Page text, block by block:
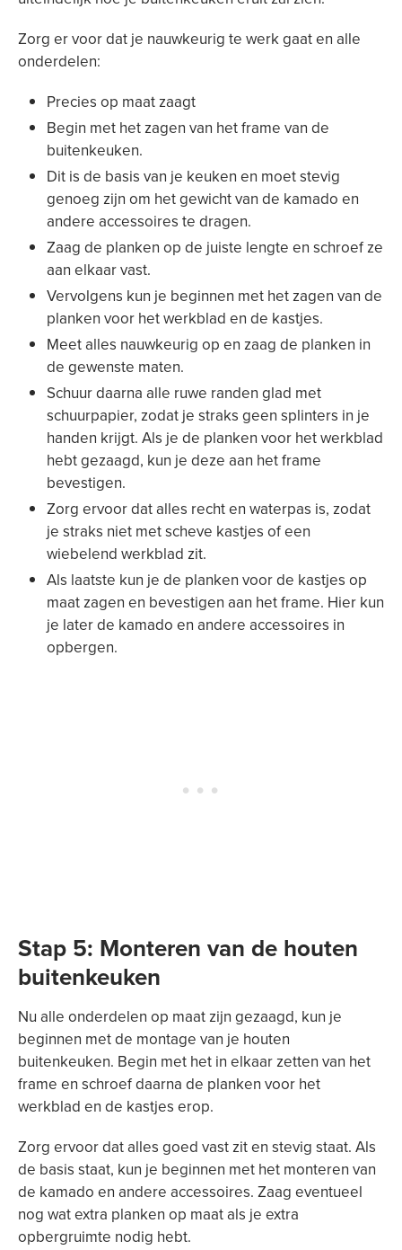
Zorg er voor dat je nauwkeurig te werk gaat en alle
onderdelen:
Precies op maat zaagt
Begin met het zagen van het frame van de
buitenkeuken.
Dit is de basis van je keuken en moet stevig
genoeg zijn om het gewicht van de kamado en
andere accessoires te dragen.
Zaag de planken op de juiste lengte en schroef ze
aan elkaar vast.
Vervolgens kun je beginnen met het zagen van de
planken voor het werkblad en de kastjes.
Meet alles nauwkeurig op en zaag de planken in
de gewenste maten.
Schuur daarna alle ruwe randen glad met
schuurpapier, zodat je straks geen splinters in je
handen krijgt. Als je de planken voor het werkblad
hebt gezaagd, kun je deze aan het frame
bevestigen.
Zorg ervoor dat alles recht en waterpas is, zodat
je straks niet met scheve kastjes of een
wiebelend werkblad zit.
Als laatste kun je de planken voor de kastjes op
maat zagen en bevestigen aan het frame. Hier kun
je later de kamado en andere accessoires in
opbergen.
Stap 5: Monteren van de houten
buitenkeuken
Nu alle onderdelen op maat zijn gezaagd, kun je
beginnen met de montage van je houten
buitenkeuken. Begin met het in elkaar zetten van het
frame en schroef daarna de planken voor het
werkblad en de kastjes erop.
Zorg ervoor dat alles goed vast zit en stevig staat. Als
de basis staat, kun je beginnen met het monteren van
de kamado en andere accessoires. Zaag eventueel
nog wat extra planken op maat als je extra
opbergruimte nodig hebt.